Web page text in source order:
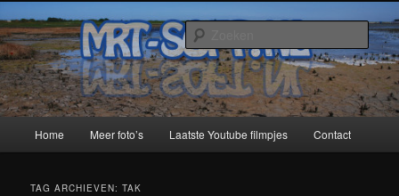
naar
de
primaire
inhoud
naar
de
secundaire
inhoudMRT-Soft
Home Meer foto’s Laatste Youtube filmpjes Contact
TAG ARCHIEVEN:TAK